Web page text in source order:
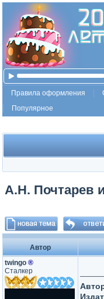
Правила оформления
Популярное
А.Н. Почтарев
Автор
twingo ®
Сталкер